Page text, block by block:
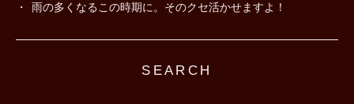
雨の多くなるこの時期に。そのクセ活かせますよ！
SEARCH